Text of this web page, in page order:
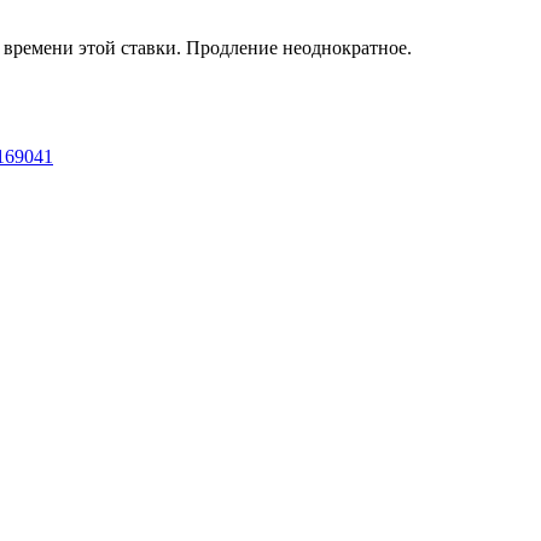
этой ставки. Продление неоднократное.